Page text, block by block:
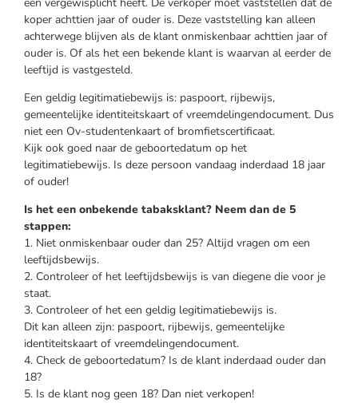
koper achttien jaar of ouder is. Deze vaststelling kan alleen
achterwege blijven als de klant onmiskenbaar achttien jaar of
ouder is. Of als het een bekende klant is waarvan al eerder de
leeftijd is vastgesteld.
Een geldig legitimatiebewijs is: paspoort, rijbewijs,
gemeentelijke identiteitskaart of vreemdelingendocument. Dus
niet een Ov-studentenkaart of bromfietscertificaat.
Kijk ook goed naar de geboortedatum op het
legitimatiebewijs. Is deze persoon vandaag inderdaad 18 jaar
of ouder!
Is het een onbekende tabaksklant? Neem dan de 5
stappen:
1. Niet onmiskenbaar ouder dan 25? Altijd vragen om een
leeftijdsbewijs.
2. Controleer of het leeftijdsbewijs is van diegene die voor je
staat.
3. Controleer of het een geldig legitimatiebewijs is.
Dit kan alleen zijn: paspoort, rijbewijs, gemeentelijke
identiteitskaart of vreemdelingendocument.
4. Check de geboortedatum? Is de klant inderdaad ouder dan
18?
5. Is de klant nog geen 18? Dan niet verkopen!